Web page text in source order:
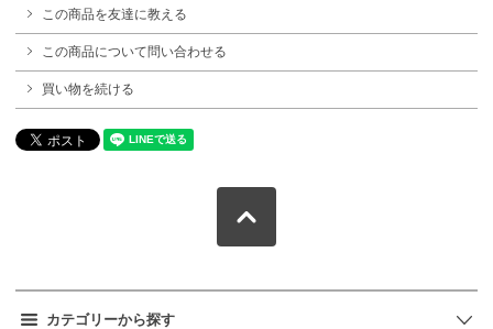
この商品を友達に教える
この商品について問い合わせる
買い物を続ける
カテゴリーから探す